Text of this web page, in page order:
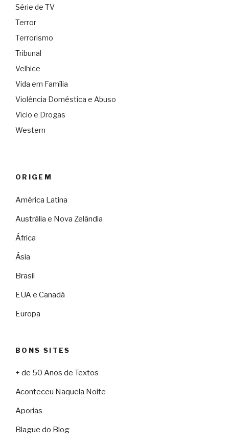
Série de TV
Terror
Terrorismo
Tribunal
Velhice
Vida em Família
Violência Doméstica e Abuso
Vício e Drogas
Western
ORIGEM
América Latina
Austrália e Nova Zelândia
África
Ásia
Brasil
EUA e Canadá
Europa
BONS SITES
+ de 50 Anos de Textos
Aconteceu Naquela Noite
Aporias
Blague do Blog